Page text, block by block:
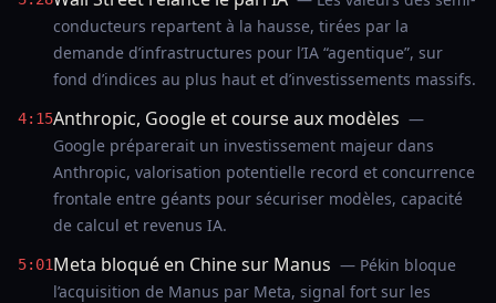
conducteurs repartent à la hausse, tirées par la
demande d’infrastructures pour l’IA “agentique”, sur
fond d’indices au plus haut et d’investissements massifs.
4:15Anthropic, Google et course aux modèles —
Google préparerait un investissement majeur dans
Anthropic, valorisation potentielle record et concurrence
frontale entre géants pour sécuriser modèles, capacité
de calcul et revenus IA.
5:01Meta bloqué en Chine sur Manus — Pékin bloque
l’acquisition de Manus par Meta, signal fort sur les